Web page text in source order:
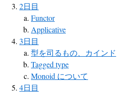
2日目
Functor
Applicative
3日目
型を司るもの、カインド
Tagged type
Monoid について
4日目